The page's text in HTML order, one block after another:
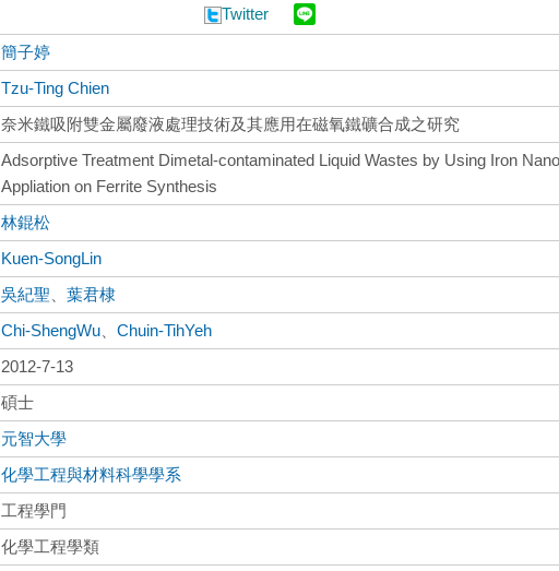
Twitter
簡子婷
Tzu-Ting Chien
奈米鐵吸附雙金屬廢液處理技術及其應用在磁氧鐵礦合成之研究
Adsorptive Treatment Dimetal-contaminated Liquid Wastes by Using Iron
Appliation on Ferrite Synthesis
林錕松
Kuen-SongLin
吳紀聖 、葉君棣
Chi-ShengWu 、Chuin-TihYeh
2012-7-13
碩士
元智大學
化學工程與材料科學學系
工程學門
化學工程學類